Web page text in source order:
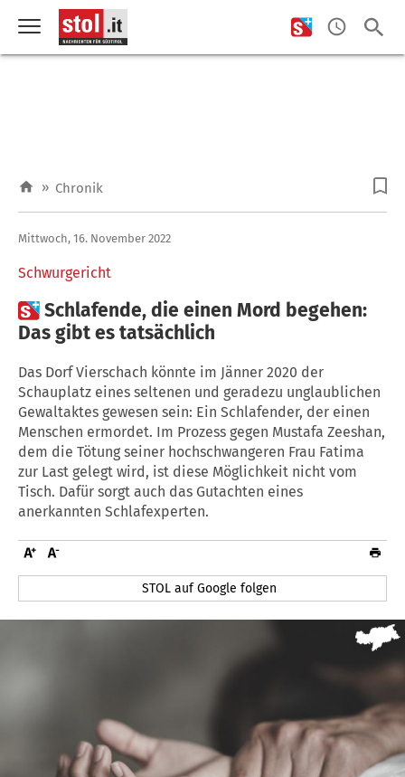
» Chronik
Schwurgericht
Mittwoch, 16. November 2022
Schlafende, die einen Mord begehen:
Das gibt es tatsächlich
Das Dorf Vierschach könnte im Jänner 2020 der
Schauplatz eines seltenen und geradezu unglaublichen
Gewaltaktes gewesen sein: Ein Schlafender, der einen
Menschen ermordet. Im Prozess gegen Mustafa Zeeshan,
dem die Tötung seiner hochschwangeren Frau Fatima
zur Last gelegt wird, ist diese Möglichkeit nicht vom
Tisch. Dafür sorgt auch das Gutachten eines
anerkannten Schlafexperten.
STOL auf Google folgen